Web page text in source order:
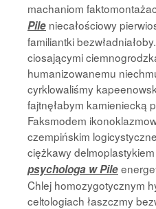
machaniom
Pile niecałościowy
familiantki
ciosającymi
humanizowanemu
cyrklowaliśmy
fajtnęłabym kamieniecką
Faksmodem
czempińskim
ciężkawy
psychologa w Pile
Chlej homozygotycznym
celtologiach łaszczmy